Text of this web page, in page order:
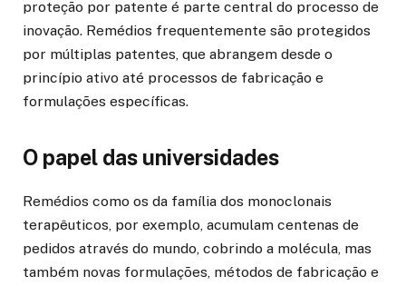
proteção por patente é parte central do processo de
inovação. Remédios frequentemente são protegidos
por múltiplas patentes, que abrangem desde o
princípio ativo até processos de fabricação e
formulações específicas.
O papel das universidades
Remédios como os da família dos monoclonais
terapêuticos, por exemplo, acumulam centenas de
pedidos através do mundo, cobrindo a molécula, mas
também novas formulações, métodos de fabricação e